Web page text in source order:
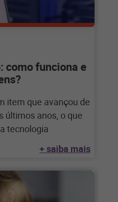
como funciona e
item que avançou de
últimos anos, o que
tecnologia
+ saiba mais